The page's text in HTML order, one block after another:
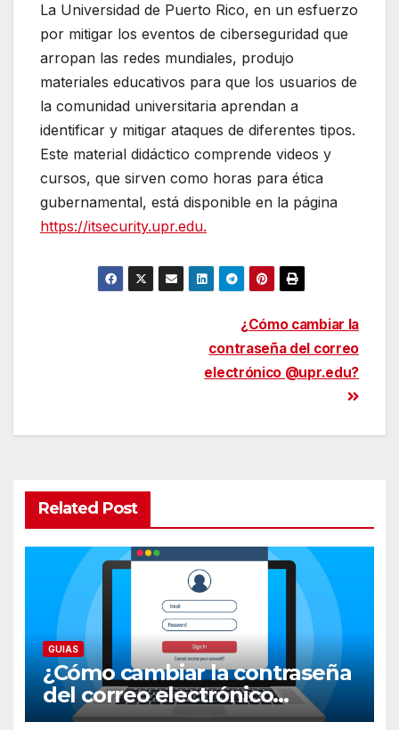
La Universidad de Puerto Rico, en un esfuerzo
por mitigar los eventos de ciberseguridad que
arropan las redes mundiales, produjo
materiales educativos para que los usuarios de
la comunidad universitaria aprendan a
identificar y mitigar ataques de diferentes tipos.
Este material didáctico comprende videos y
cursos, que sirven como horas para ética
gubernamental, está disponible en la página
https://itsecurity.upr.edu.
¿Cómo cambiar la
contraseña del correo
electrónico @upr.edu?
Related Post
GUIAS
¿Cómo cambiar la contraseña
del correo electrónico
@upr.edu?